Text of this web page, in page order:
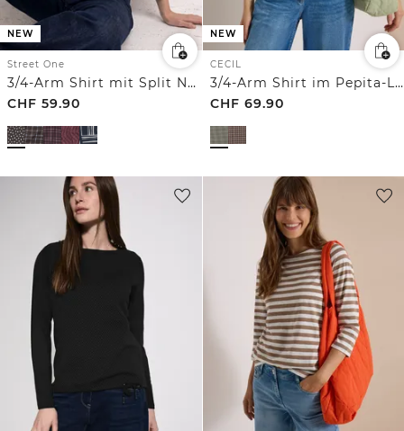
NEW
Street One
3/4-Arm Shirt mit Split Neck und Print
CHF 59.90
NEW
CECIL
3/4-Arm Shirt im Pepita-Look
CHF 69.90